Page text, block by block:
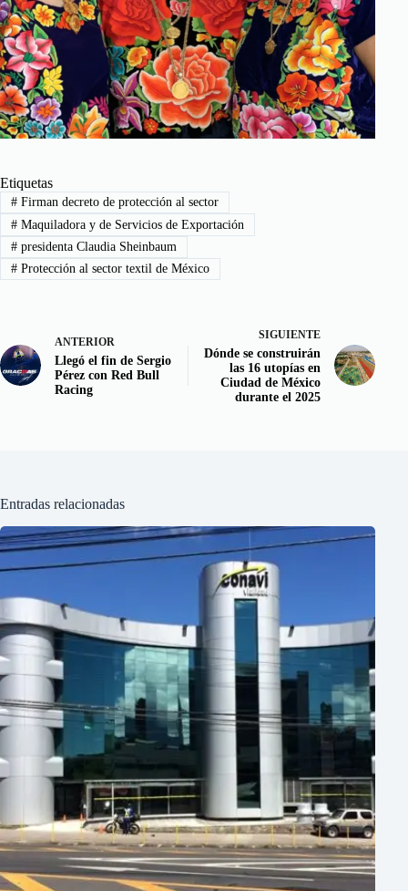
Etiquetas
#Firman decreto de protección al sector
#Maquiladora y de Servicios de Exportación
#presidenta Claudia Sheinbaum
#Protección al sector textil de México
ANTERIOR
Llegó el fin de Sergio
Pérez con Red Bull
Racing
SIGUIENTE
Dónde se construirán
las 16 utopías en
Ciudad de México
durante el 2025
Entradas relacionadas